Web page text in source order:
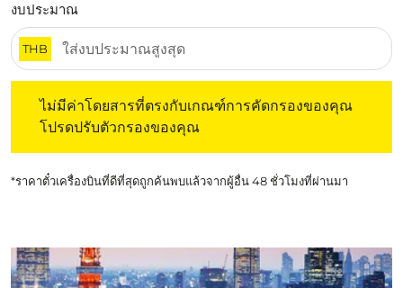
งบประมาณ
THB
ไม่มีค่าโดยสารที่ตรงกับเกณฑ์การคัดกรองของคุณ
โปรดปรับตัวกรองของคุณ
*ราคาตั๋วเครื่องบินที่ดีที่สุดถูกค้นพบแล้วจากผู้อื่น 48 ชั่วโมงที่ผ่านมา